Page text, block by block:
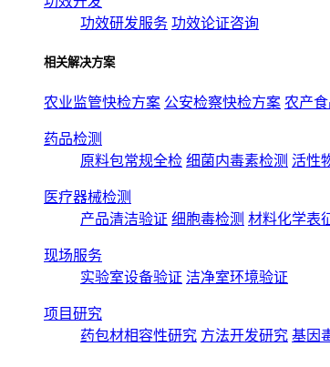
功效研发服务 功效论证咨询
相关解决方案
农业监管快检方案 公安检察快检方案 农产
药品检测
原料包常规全检 细菌内毒素检测 活性
医疗器械检测
产品清洁验证 细胞毒检测 材料化学表
现场服务
实验室设备验证 洁净室环境验证
项目研究
药包材相容性研究 方法开发研究 基因